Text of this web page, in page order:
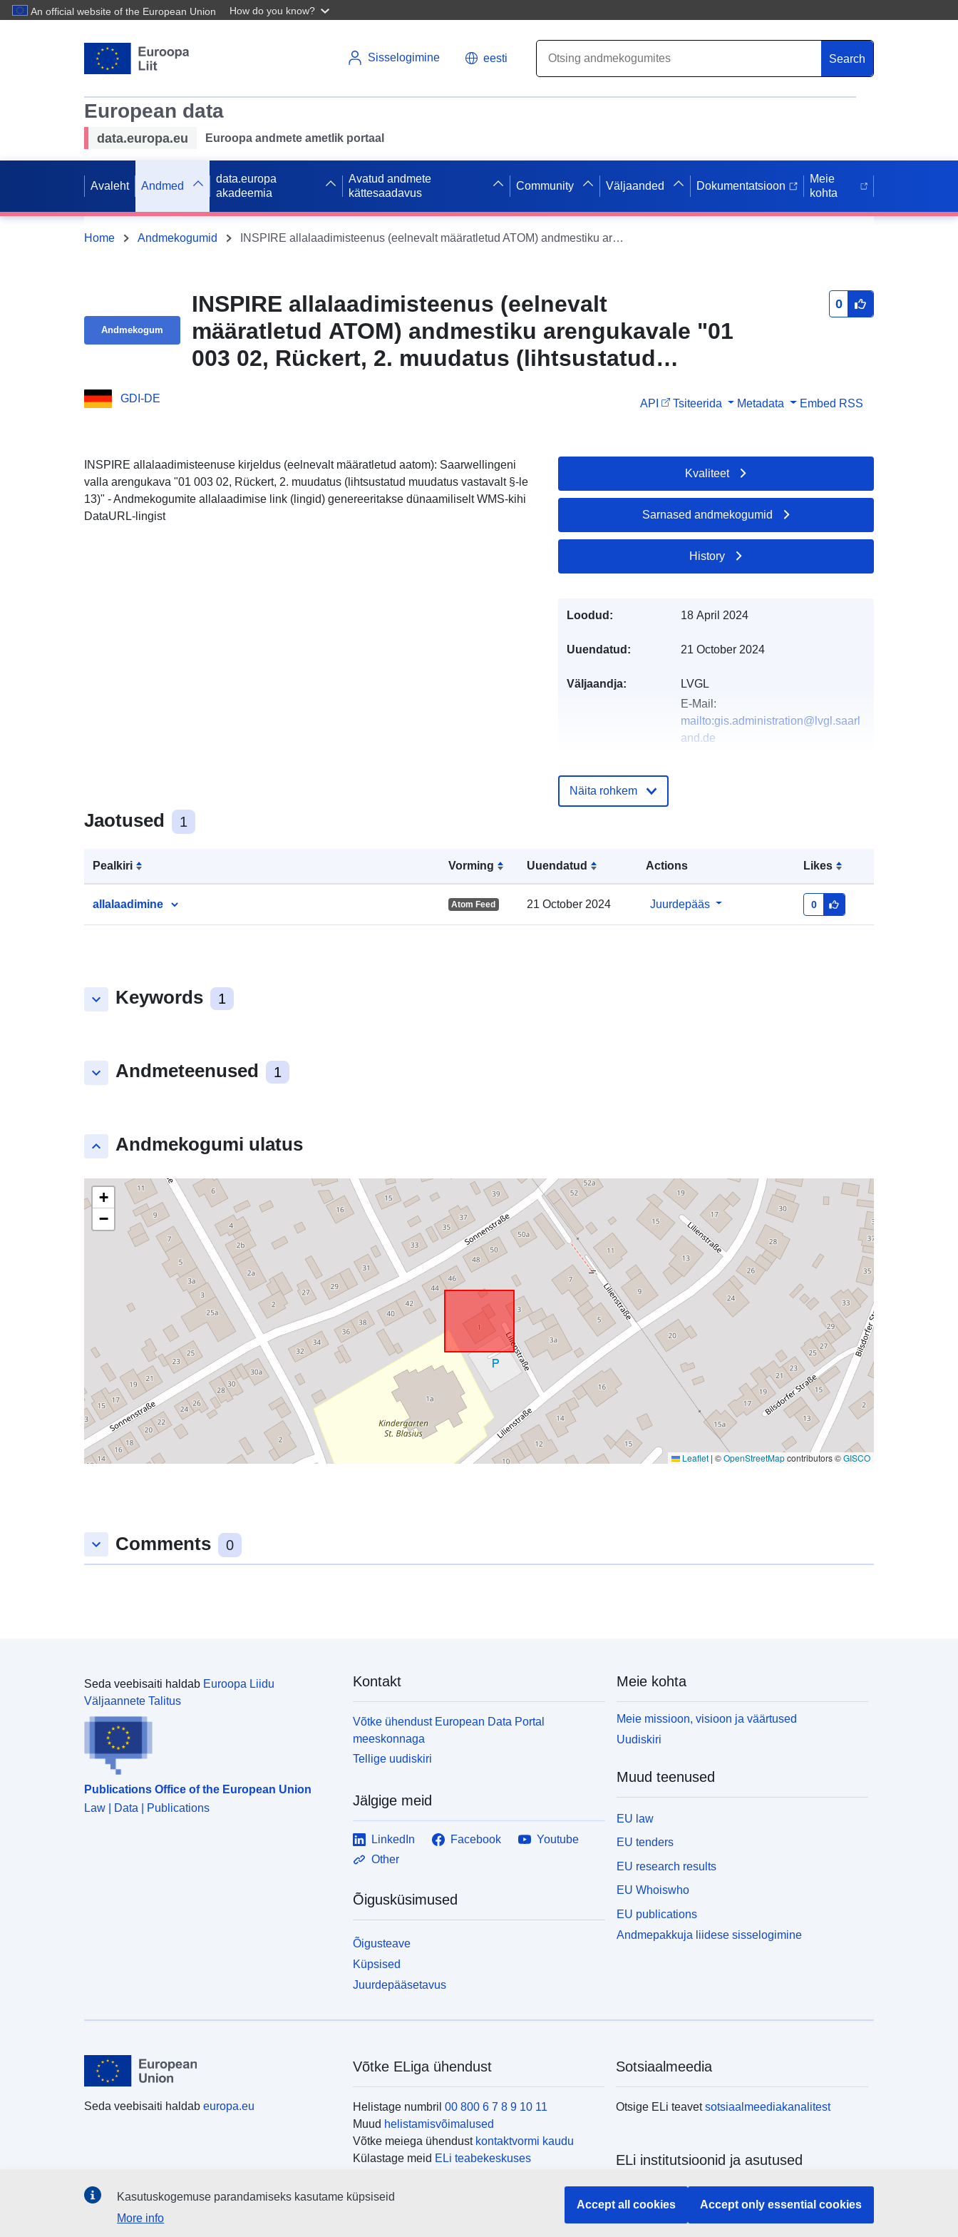
An official website of the European Union How do you know?
Sisselogimine eesti Search
European data
data.europa.eu Euroopa andmete ametlik portaal
Avaleht Andmed
data.europa
akadeemia
Avatud andmete
kättesaadavus
Community Väljaanded Dokumentatsioon
Meie
kohta
Home Andmekogumid INSPIRE allalaadimisteenus (eelnevalt määratletud ATOM) andmestiku arengukavale "01 003 02, Rückert, 2. muudatus (lihtsustatud muudatus vastavalt §-le 13)"
Andmekogum
INSPIRE allalaadimisteenus (eelnevalt
määratletud ATOM) andmestiku arengukavale "01
003 02, Rückert, 2. muudatus (lihtsustatud
0
GDI-DE API Tsiteerida Metadata Embed RSS
INSPIRE allalaadimisteenuse kirjeldus (eelnevalt määratletud aatom): Saarwellingeni
valla arengukava "01 003 02, Rückert, 2. muudatus (lihtsustatud muudatus vastavalt §-le
13)" - Andmekogumite allalaadimise link (lingid) genereeritakse dünaamiliselt WMS-kihi
DataURL-lingist
Jaotused 1
Pealkiri Vorming Uuendatud Actions Likes
allalaadimine Atom Feed 21 October 2024 Juurdepääs 0
keyboard_arrow_down Keywords 1
keyboard_arrow_down Andmeteenused 1
keyboard_arrow_up Andmekogumi ulatus
+
−
Leaflet | ©OpenStreetMapcontributors ©GISCO
Kvaliteet
Sarnased andmekogumid
History
Loodud: 18 April 2024
Uuendatud: 21 October 2024
Väljaandja:
LVGL
E-Mail:
mailto:gis.administration@lvgl.saarl
and.de
Kataloogi kirje:
Geograafiline
ulatus:
Koordinaadid:
[ 6.80649, 49.3574 ], [ 6.80649,
49.3571 ], [ 6.80597, 49.3571 ], [
Näita rohkem
keyboard_arrow_down Comments 0
Seda veebisaiti haldab Euroopa Liidu
Väljaannete Talitus
Publications Office of the European Union
Law | Data | Publications
Kontakt
Võtke ühendust European Data Portal
meeskonnaga
Tellige uudiskiri
Jälgige meid
LinkedIn Facebook
Youtube
Other
Õigusküsimused
Õigusteave
Küpsised
Juurdepääsetavus
Meie kohta
Meie missioon, visioon ja väärtused
Uudiskiri
Muud teenused
EU law
EU tenders
EU research results
EU Whoiswho
EU publications
Andmepakkuja liidese sisselogimine
Seda veebisaiti haldab europa.eu
Võtke ELiga ühendust
Helistage numbril 00 800 6 7 8 9 10 11
Muud helistamisvõimalused
Võtke meiega ühendust kontaktvormi kaudu
Külastage meid ELi teabekeskuses
Sotsiaalmeedia
Otsige ELi teavetsotsiaalmeediakanalitest
ELi institutsioonid ja asutused
Otsige kõiki ELi institutsioone ja ameteid
Kasutuskogemuse parandamiseks kasutame küpsiseid
More info
Accept all cookies Accept only essential cookies